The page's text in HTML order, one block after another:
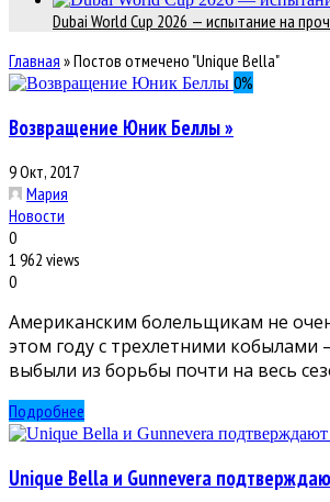
Dubai World Cup 2026 — испытание на
Главная »Постов отмечено "Unique Bella"
0%
Возвращение Юник Беллы »
9 Окт, 2017
Мария
Новости
0
1 962 views
0
Американским болельщикам не
этом году с трехлетними
выбыли из борьбы почти на весь
Подробнее
Unique Bella и Gunnevera